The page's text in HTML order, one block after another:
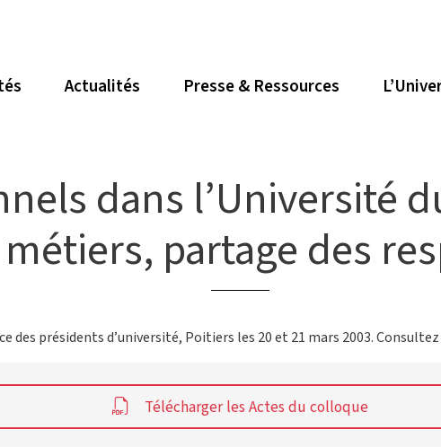
Actualités Presse & Ressources
dans l’Université
partage des
des présidents d’université, Poitiers les 20 et 21 mars 2003.
Télécharger les Actes du colloque